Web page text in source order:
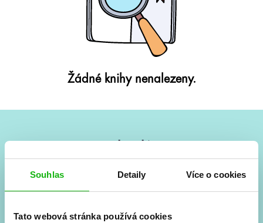
Souhlas Detaily Více o cookies
Tato webová stránka používá cookies
Žádné knihy nenalezeny.
Vše kolem #youngadult každý měsíc rovnou do mailu!
a seriálové adaptace a další.